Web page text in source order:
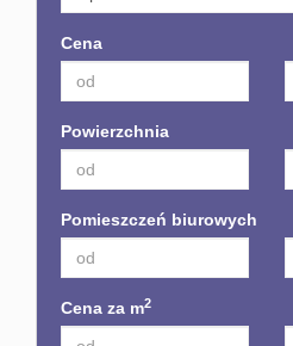
Cena
Powierzchnia
Pomieszczeń biurowych
Cena za m2